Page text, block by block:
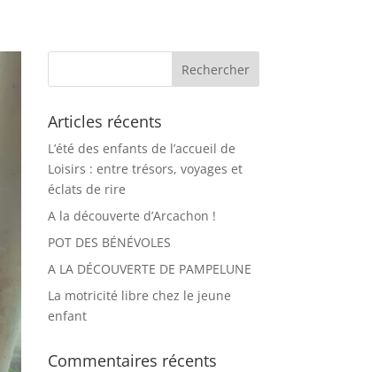
Articles récents
L’été des enfants de l’accueil de
Loisirs : entre trésors, voyages et
éclats de rire
A la découverte d’Arcachon !
POT DES BÉNÉVOLES
A LA DÉCOUVERTE DE PAMPELUNE
La motricité libre chez le jeune
enfant
Commentaires récents